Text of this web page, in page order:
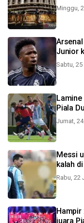
Minggu,
Junior
Sabtu, 25
Piala
Jumat,
Messi
kalah
Rabu, 22
Hampir
juara